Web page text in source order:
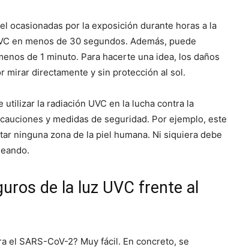
ocasionadas por la exposición durante horas a la
en menos de 30 segundos. Además, puede
de 1 minuto. Para hacerte una idea, los daños
mirar directamente y sin protección al sol.
la radiación UVC en la lucha contra la
y medidas de seguridad. Por ejemplo, este
ninguna zona de la piel humana. Ni siquiera debe
de la luz UVC frente al
el SARS-CoV-2? Muy fácil. En concreto, se